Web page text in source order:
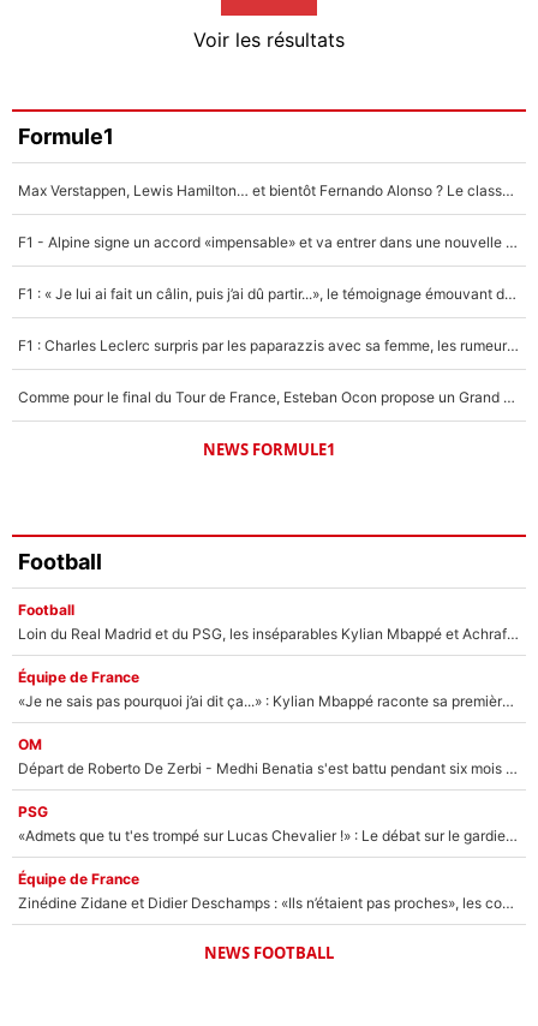
Faris Moumbagna
4%
Un autre joueur
5%
Voir les résultats
Formule1
Max Verstappen, Lewis Hamilton… et bientôt Fernando Alonso ? Le classement des pilotes les mieux payés en Formule 1 risque de changer !
F1 - Alpine signe un accord «impensable» et va entrer dans une nouvelle dimension : Grande nouvelle pour Pierre Gasly !
F1 : « Je lui ai fait un câlin, puis j’ai dû partir...», le témoignage émouvant de Max Verstappen sur sa fille
F1 : Charles Leclerc surpris par les paparazzis avec sa femme, les rumeurs étaient vraies !
Comme pour le final du Tour de France, Esteban Ocon propose un Grand Prix de Formule 1 à Paris : «Autour de l’Arc de Triomphe, ce serait génial» !
NEWS FORMULE1
Football
Football
Loin du Real Madrid et du PSG, les inséparables Kylian Mbappé et Achraf Hakimi changent d'équipe le temps d'une journée !
Équipe de France
«Je ne sais pas pourquoi j’ai dit ça...» : Kylian Mbappé raconte sa première rencontre avec Zinédine Zidane (et c’est très drôle)
OM
Départ de Roberto De Zerbi - Medhi Benatia s'est battu pendant six mois pour le retenir à l'OM, le PSG a été le naufrage de trop : «Je pars avec toi»
PSG
«Admets que tu t'es trompé sur Lucas Chevalier !» : Le débat sur le gardien du PSG vire au clash à l'After Foot
Équipe de France
Zinédine Zidane et Didier Deschamps : «Ils n’étaient pas proches», les confidences d’un membre de l’équipe de France 1998 sur leur relation spéciale
NEWS FOOTBALL